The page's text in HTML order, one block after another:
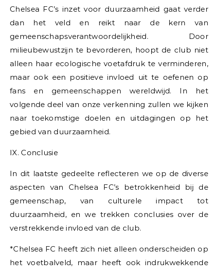
Chelsea FC’s inzet voor duurzaamheid gaat verder
dan het veld en reikt naar de kern van
gemeenschapsverantwoordelijkheid. Door
milieubewustzijn te bevorderen, hoopt de club niet
alleen haar ecologische voetafdruk te verminderen,
maar ook een positieve invloed uit te oefenen op
fans en gemeenschappen wereldwijd. In het
volgende deel van onze verkenning zullen we kijken
naar toekomstige doelen en uitdagingen op het
gebied van duurzaamheid.
IX. Conclusie
In dit laatste gedeelte reflecteren we op de diverse
aspecten van Chelsea FC’s betrokkenheid bij de
gemeenschap, van culturele impact tot
duurzaamheid, en we trekken conclusies over de
verstrekkende invloed van de club.
*Chelsea FC heeft zich niet alleen onderscheiden op
het voetbalveld, maar heeft ook indrukwekkende